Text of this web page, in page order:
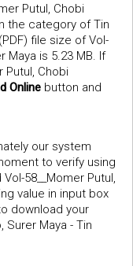
Putul, Chobi
the category of Tin
file size of Vol-
Maya is 5.23 MB. If
Putul, Chobi
Online button and
our system
to verify using
58__Momer Putul,
value in input box
download your
Surer Maya - Tin